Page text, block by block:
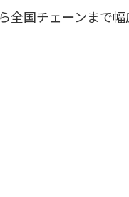
国チェーンまで